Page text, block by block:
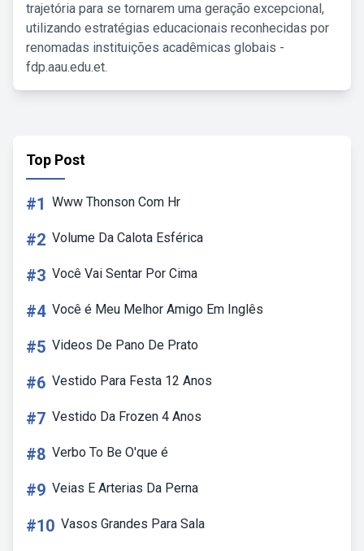
trajetória para se tornarem uma geração excepcional,
utilizando estratégias educacionais reconhecidas por
renomadas instituições acadêmicas globais -
fdp.aau.edu.et.
Top Post
#1 Www Thonson Com Hr
#2 Volume Da Calota Esférica
#3 Você Vai Sentar Por Cima
#4 Você é Meu Melhor Amigo Em Inglês
#5 Videos De Pano De Prato
#6 Vestido Para Festa 12 Anos
#7 Vestido Da Frozen 4 Anos
#8 Verbo To Be O'que é
#9 Veias E Arterias Da Perna
#10 Vasos Grandes Para Sala